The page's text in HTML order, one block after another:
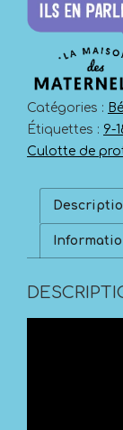
Catégories :
Étiquettes : 9-
Culotte de